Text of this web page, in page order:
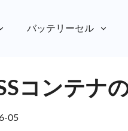
バッテリーセル
コンテナ
05